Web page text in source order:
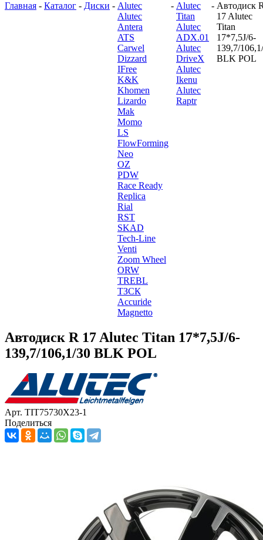
Главная - Каталог - Диски - Alutec
Alutec
Antera
ATS
Carwel
Dizzard
IFree
K&K
Khomen
Lizardo
Mak
Momo
LS
FlowForming
Neo
OZ
PDW
Race Ready
Replica
Rial
RST
SKAD
Tech-Line
Venti
Zoom Wheel
ORW
TREBL
ТЗСК
Accuride
Magnetto
- Alutec
Titan
Alutec
ADX.01
Alutec
DriveX
Alutec
Ikenu
Alutec
Raptr
- Автодиск
17 Alutec
Titan
17*7,5J/6-
139,7/
BLK POL
Автодиск R 17 Alutec Titan 17*7,5J/6-
139,7/106,1/30 BLK POL
Арт. TIT75730X23-1
Поделиться